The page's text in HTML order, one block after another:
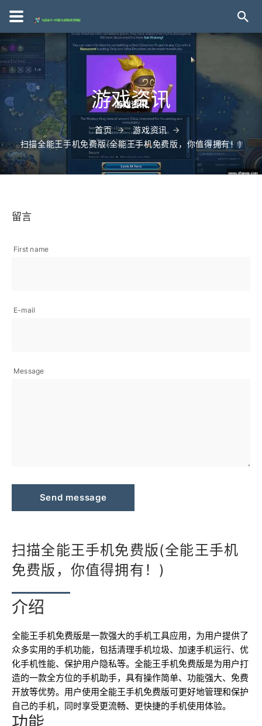
游戏资讯
首页
游戏资讯
扫描全能王手机免费版(全能王手机免费版，你值得拥有！)
留言
First name
E-mail
Message
Send message
扫描全能王手机免费版(全能王手机
免费版，你值得拥有！)
介绍
全能王手机免费版是一款强大的手机工具应用，为用户提供了
众多实用的手机功能，包括清理手机垃圾、加速手机运行、优
化手机性能、保护用户隐私等。全能王手机免费版是为用户打
造的一款全方位的手机助手，具有操作简单、功能强大、免费
开放等优势。用户使用全能王手机免费版可更好地管理和保护
自己的手机，同时享受更流畅、更快捷的手机使用体验。